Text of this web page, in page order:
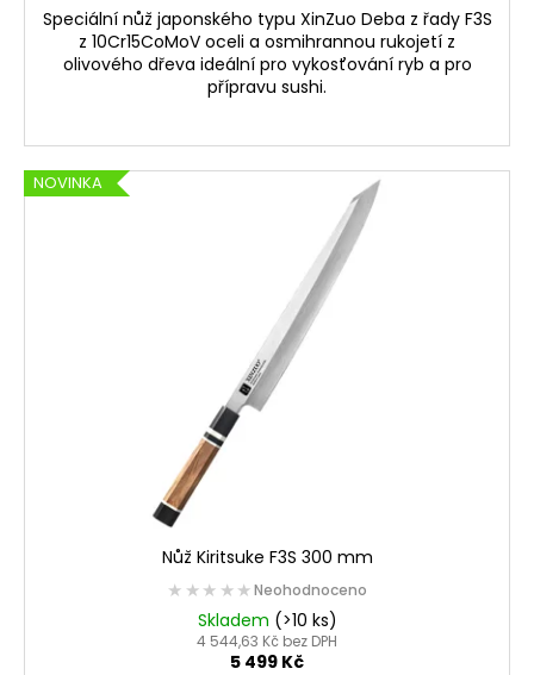
Speciální nůž japonského typu XinZuo Deba z řady F3S
z 10Cr15CoMoV oceli a osmihrannou rukojetí z
olivového dřeva ideální pro vykosťování ryb a pro
přípravu sushi.
NOVINKA
Nůž Kiritsuke F3S 300 mm
★★★★★
★★★★★Neohodnoceno
Skladem (>10 ks)
4 544,63 Kč bez DPH
5 499 Kč